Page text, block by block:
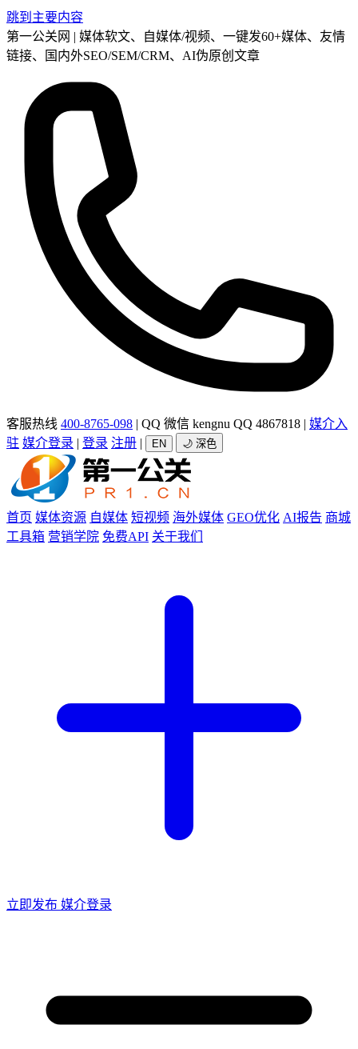
跳到主要内容
第一公关网 | 媒体软文、自媒体/视频、一键发60+媒体、友情
链接、国内外SEO/SEM/CRM、AI伪原创文章
客服热线 400-8765-098 | QQ 微信 kengnu QQ 4867818 | 媒介入
驻 媒介登录 | 登录 注册 | EN 🌙 深色
首页 媒体资源 自媒体 短视频 海外媒体 GEO优化 AI报告 商城
工具箱 营销学院 免费API 关于我们
立即发布 媒介登录